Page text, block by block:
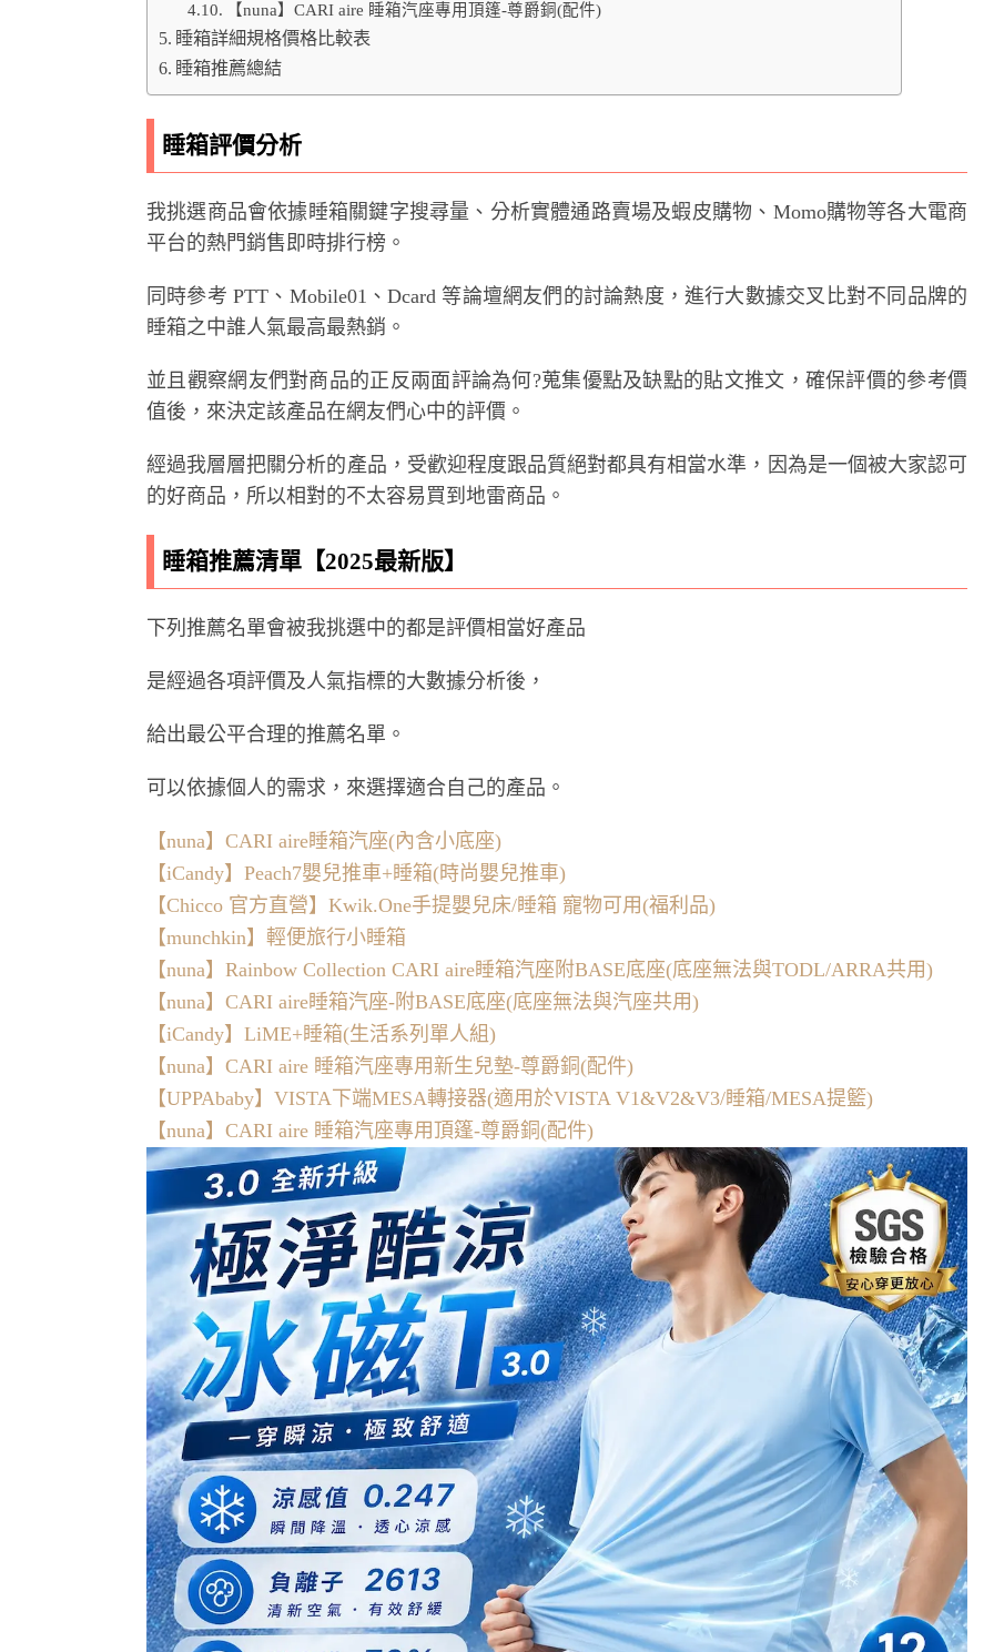
【nuna】CARI aire 睡箱汽座專用頂篷-尊爵銅(配件)
睡箱詳細規格價格比較表
睡箱推薦總結
睡箱評價分析
我挑選商品會依據睡箱關鍵字搜尋量、分析實體通路賣場及蝦皮購物、Momo購物等各大電商
平台的熱門銷售即時排行榜。
同時參考 PTT、Mobile01、Dcard 等論壇網友們的討論熱度，進行大數據交叉比對不同品牌的
睡箱之中誰人氣最高最熱銷。
並且觀察網友們對商品的正反兩面評論為何?蒐集優點及缺點的貼文推文，確保評價的參考價
值後，來決定該產品在網友們心中的評價。
經過我層層把關分析的產品，受歡迎程度跟品質絕對都具有相當水準，因為是一個被大家認可
的好商品，所以相對的不太容易買到地雷商品。
睡箱推薦清單【2025最新版】
下列推薦名單會被我挑選中的都是評價相當好產品
是經過各項評價及人氣指標的大數據分析後，
給出最公平合理的推薦名單。
可以依據個人的需求，來選擇適合自己的產品。
【nuna】CARI aire睡箱汽座(內含小底座)
【iCandy】Peach7嬰兒推車+睡箱(時尚嬰兒推車)
【Chicco 官方直營】Kwik.One手提嬰兒床/睡箱 寵物可用(福利品)
【munchkin】輕便旅行小睡箱
【nuna】Rainbow Collection CARI aire睡箱汽座附BASE底座(底座無法與TODL/ARRA共用)
【nuna】CARI aire睡箱汽座-附BASE底座(底座無法與汽座共用)
【iCandy】LiME+睡箱(生活系列單人組)
【nuna】CARI aire 睡箱汽座專用新生兒墊-尊爵銅(配件)
【UPPAbaby】VISTA下端MESA轉接器(適用於VISTA V1&V2&V3/睡箱/MESA提籃)
【nuna】CARI aire 睡箱汽座專用頂篷-尊爵銅(配件)